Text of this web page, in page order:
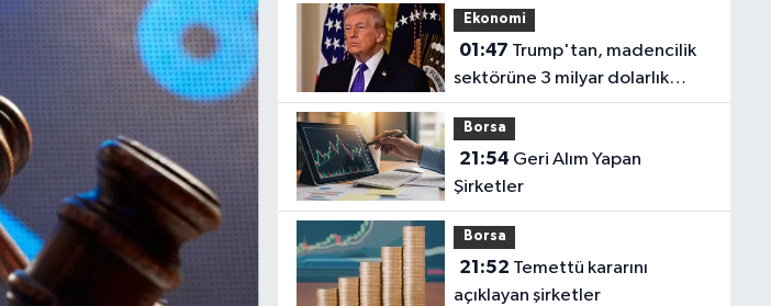
Ekonomi
01:47
sektörüne 3 milyar dolarlık
yatırım
Borsa
21:54
Şirketler
Borsa
21:52
açıklayan şirketler